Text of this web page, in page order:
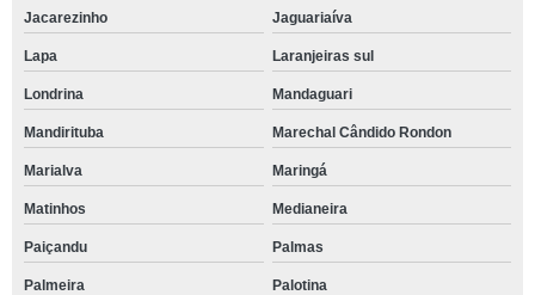
Jacarezinho Jaguariaíva
Lapa Laranjeiras sul
Londrina Mandaguari
Mandirituba Marechal Cândido Rondon
Marialva Maringá
Matinhos Medianeira
Paiçandu Palmas
Palmeira Palotina